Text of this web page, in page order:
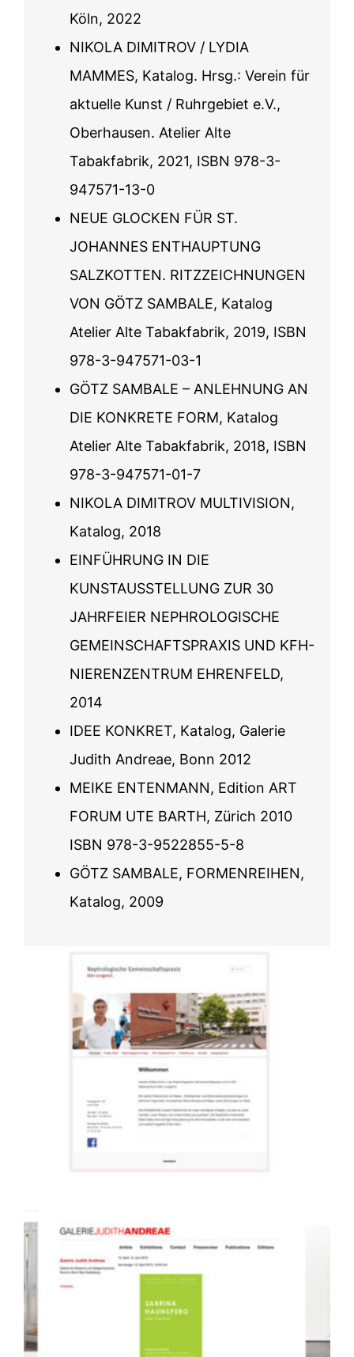
Köln, 2022
NIKOLA DIMITROV / LYDIA
MAMMES, Katalog. Hrsg.: Verein für
aktuelle Kunst / Ruhrgebiet e.V.,
Oberhausen. Atelier Alte
Tabakfabrik, 2021, ISBN 978-3-
947571-13-0
NEUE GLOCKEN FÜR ST.
JOHANNES ENTHAUPTUNG
SALZKOTTEN. RITZZEICHNUNGEN
VON GÖTZ SAMBALE, Katalog
Atelier Alte Tabakfabrik, 2019, ISBN
978-3-947571-03-1
GÖTZ SAMBALE – ANLEHNUNG AN
DIE KONKRETE FORM, Katalog
Atelier Alte Tabakfabrik, 2018, ISBN
978-3-947571-01-7
NIKOLA DIMITROV MULTIVISION,
Katalog, 2018
EINFÜHRUNG IN DIE
KUNSTAUSSTELLUNG ZUR 30
JAHRFEIER NEPHROLOGISCHE
GEMEINSCHAFTSPRAXIS UND KFH-
NIERENZENTRUM EHRENFELD,
2014
IDEE KONKRET, Katalog, Galerie
Judith Andreae, Bonn 2012
MEIKE ENTENMANN, Edition ART
FORUM UTE BARTH, Zürich 2010
ISBN 978-3-9522855-5-8
GÖTZ SAMBALE, FORMENREIHEN,
Katalog, 2009